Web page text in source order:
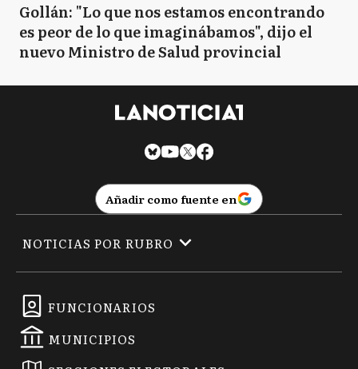
Gollán: "Lo que nos estamos encontrando
es peor de lo que imaginábamos", dijo el
nuevo Ministro de Salud provincial
Añadir como fuente en
FUNCIONARIOS
MUNICIPIOS
NOTICIAS POR RUBRO